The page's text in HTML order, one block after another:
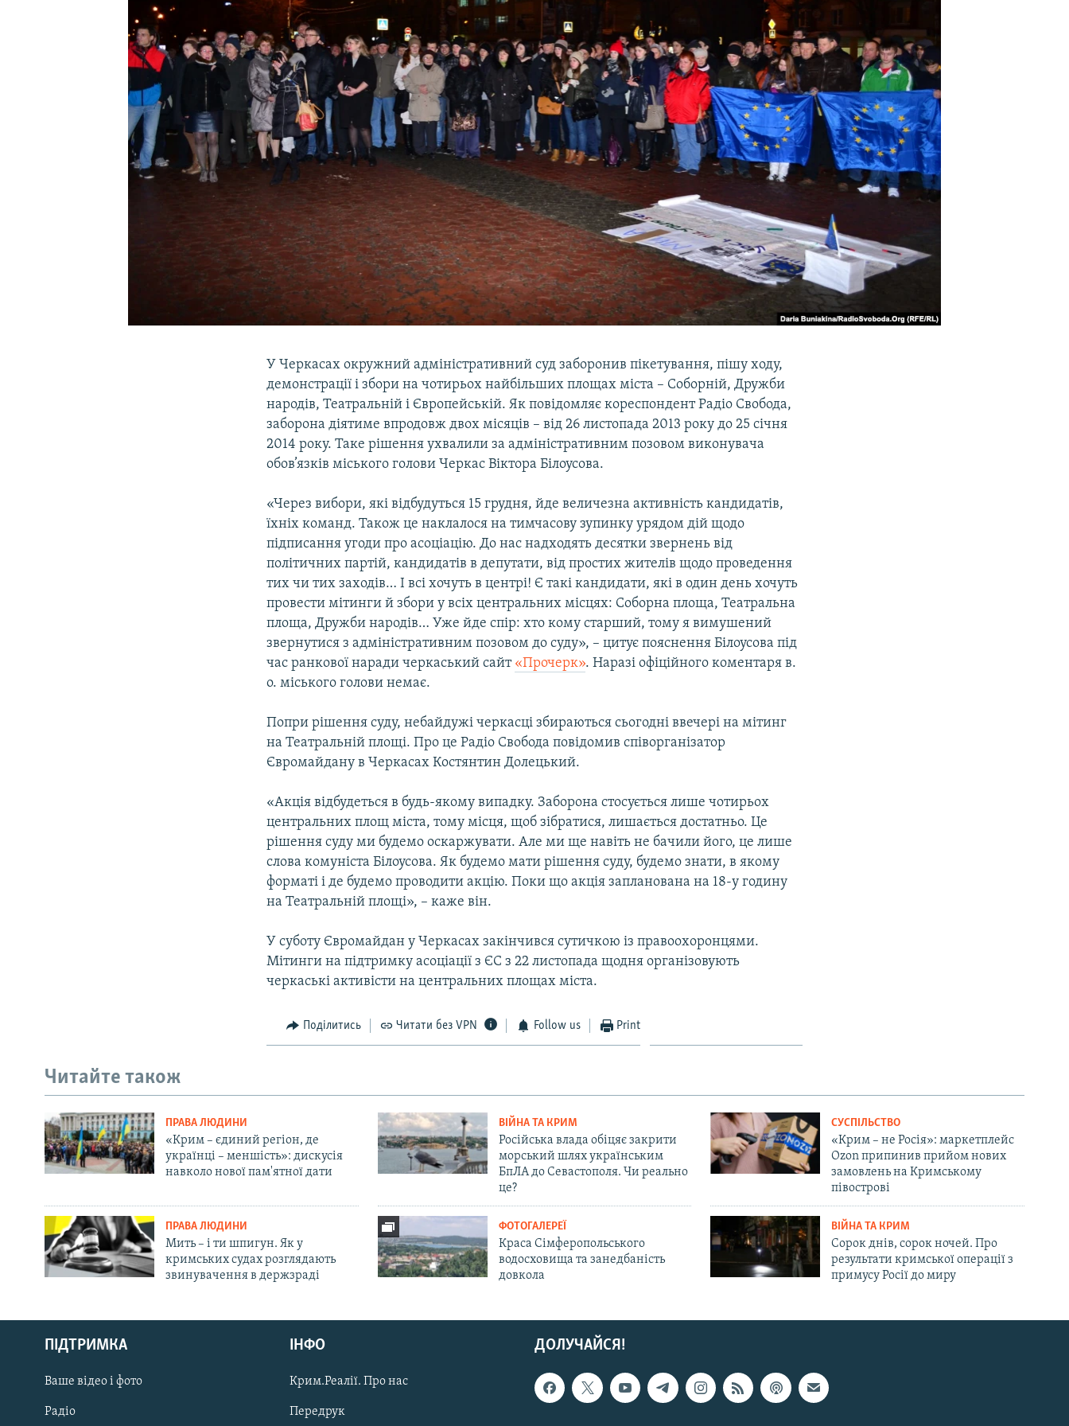
УКРАЇНСЬКА ПРОБЛЕМА КРИМУ
Русский
Qırımtatar
ДОЛУЧАЙСЯ!
У Черкасах окружний адміністративний суд заборонив пікетування, пішу ходу,
демонстрації і збори на чотирьох найбільших площах міста – Соборній, Дружби
народів, Театральній і Європейській. Як повідомляє кореспондент Радіо Свобода,
заборона діятиме впродовж двох місяців – від 26 листопада 2013 року до 25 січня
2014 року. Таке рішення ухвалили за адміністративним позовом виконувача
обов’язків міського голови Черкас Віктора Білоусова.
«Через вибори, які відбудуться 15 грудня, йде величезна активність кандидатів,
їхніх команд. Також це наклалося на тимчасову зупинку урядом дій щодо
підписання угоди про асоціацію. До нас надходять десятки звернень від
політичних партій, кандидатів в депутати, від простих жителів щодо проведення
тих чи тих заходів… І всі хочуть в центрі! Є такі кандидати, які в один день хочуть
провести мітинги й збори у всіх центральних місцях: Соборна площа, Театральна
площа, Дружби народів… Уже йде спір: хто кому старший, тому я вимушений
звернутися з адміністративним позовом до суду», – цитує пояснення Білоусова під
час ранкової наради черкаський сайт «Прочерк». Наразі офіційного коментаря в.
о. міського голови немає.
Попри рішення суду, небайдужі черкасці збираються сьогодні ввечері на мітинг
на Театральній площі. Про це Радіо Свобода повідомив співорганізатор
Євромайдану в Черкасах Костянтин Долецький.
«Акція відбудеться в будь-якому випадку. Заборона стосується лише чотирьох
центральних площ міста, тому місця, щоб зібратися, лишається достатньо. Це
рішення суду ми будемо оскаржувати. Але ми ще навіть не бачили його, це лише
слова комуніста Білоусова. Як будемо мати рішення суду, будемо знати, в якому
форматі і де будемо проводити акцію. Поки що акція запланована на 18-у годину
на Театральній площі», – каже він.
У суботу Євромайдан у Черкасах закінчився сутичкою із правоохоронцями.
Мітинги на підтримку асоціації з ЄС з 22 листопада щодня організовують
черкаські активісти на центральних площах міста.
Поділитись Читати без VPN Follow us Print
Читайте також
ПРАВА ЛЮДИНИ
«Крим – єдиний регіон, де
українці – меншість»: дискусія
навколо нової пам'ятної дати
ВІЙНА ТА КРИМ
Російська влада обіцяє закрити
морський шлях українським
БпЛА до Севастополя. Чи реально
це?
СУСПІЛЬСТВО
«Крим – не Росія»: маркетплейс
Ozon припинив прийом нових
замовлень на Кримському
півострові
ПРАВА ЛЮДИНИ
Мить – і ти шпигун. Як у
кримських судах розглядають
звинувачення в держзраді
ФОТОГАЛЕРЕЇ
Краса Сімферопольського
водосховища та занедбаність
довкола
ВІЙНА ТА КРИМ
Сорок днів, сорок ночей. Про
результати кримської операції з
примусу Росії до миру
ДОЛУЧАЙСЯ!
ПІДТРИМКА
Ваше відео і фото
Радіо
ІНФО
Крим.Реалії. Про нас
Передрук